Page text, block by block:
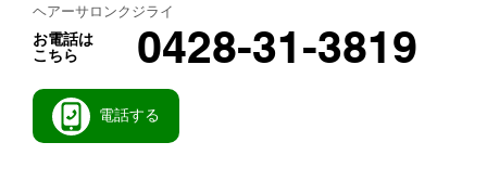
ヘアーサロンクジライ
お電話は
こちら
0428-31-3819
電話する